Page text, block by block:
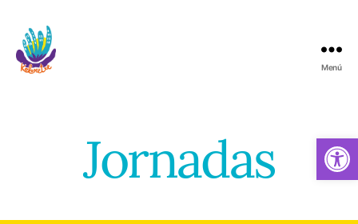
Abrir barra de herramientas
Menú
Jornadas